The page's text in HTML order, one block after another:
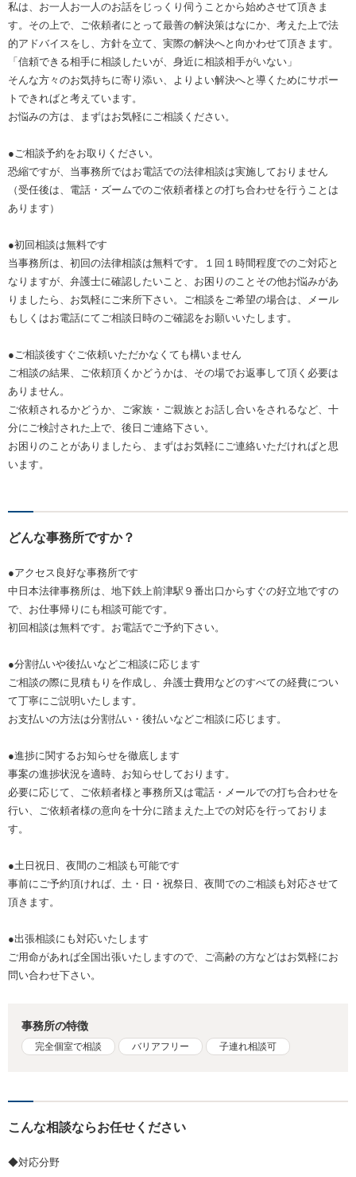
私は、お一人お一人のお話をじっくり伺うことから始めさせて頂きま
す。その上で、ご依頼者にとって最善の解決策はなにか、考えた上で法
的アドバイスをし、方針を立て、実際の解決へと向かわせて頂きます。
「信頼できる相手に相談したいが、身近に相談相手がいない」
そんな方々のお気持ちに寄り添い、よりよい解決へと導くためにサポー
トできればと考えています。
お悩みの方は、まずはお気軽にご相談ください。
●ご相談予約をお取りください。
恐縮ですが、当事務所ではお電話での法律相談は実施しておりません
（受任後は、電話・ズームでのご依頼者様との打ち合わせを行うことは
あります）
●初回相談は無料です
当事務所は、初回の法律相談は無料です。１回１時間程度でのご対応と
なりますが、弁護士に確認したいこと、お困りのことその他お悩みがあ
りましたら、お気軽にご来所下さい。ご相談をご希望の場合は、メール
もしくはお電話にてご相談日時のご確認をお願いいたします。
●ご相談後すぐご依頼いただかなくても構いません
ご相談の結果、ご依頼頂くかどうかは、その場でお返事して頂く必要は
ありません。
ご依頼されるかどうか、ご家族・ご親族とお話し合いをされるなど、十
分にご検討された上で、後日ご連絡下さい。
お困りのことがありましたら、まずはお気軽にご連絡いただければと思
います。
どんな事務所ですか？
●アクセス良好な事務所です
中日本法律事務所は、地下鉄上前津駅９番出口からすぐの好立地ですの
で、お仕事帰りにも相談可能です。
初回相談は無料です。お電話でご予約下さい。
●分割払いや後払いなどご相談に応じます
ご相談の際に見積もりを作成し、弁護士費用などのすべての経費につい
て丁寧にご説明いたします。
お支払いの方法は分割払い・後払いなどご相談に応じます。
●進捗に関するお知らせを徹底します
事案の進捗状況を適時、お知らせしております。
必要に応じて、ご依頼者様と事務所又は電話・メールでの打ち合わせを
行い、ご依頼者様の意向を十分に踏まえた上での対応を行っておりま
す。
●土日祝日、夜間のご相談も可能です
事前にご予約頂ければ、土・日・祝祭日、夜間でのご相談も対応させて
頂きます。
●出張相談にも対応いたします
ご用命があれば全国出張いたしますので、ご高齢の方などはお気軽にお
問い合わせ下さい。
事務所の特徴
完全個室で相談 バリアフリー 子連れ相談可
こんな相談ならお任せください
◆対応分野